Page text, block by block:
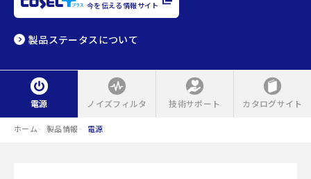
今を伝える情報サイト
製品ステータスについて
電源 ノイズフィルタ 技術サポート カタログサイト
ホーム 製品情報 電源